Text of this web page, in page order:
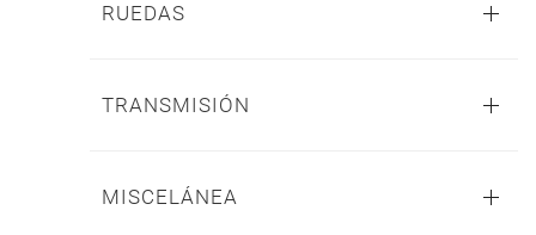
RUEDAS
TRANSMISIÓN
MISCELÁNEA